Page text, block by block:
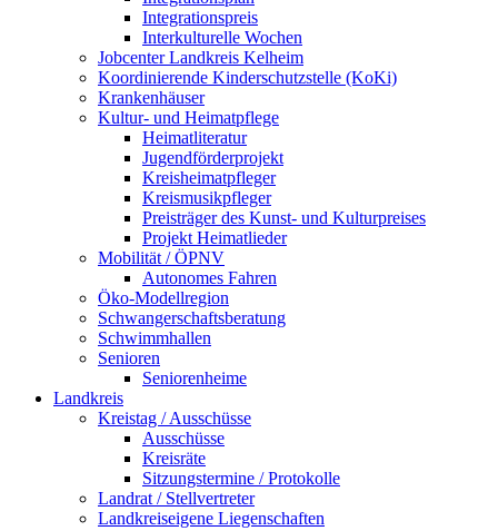
Integrationspreis
Interkulturelle Wochen
Jobcenter Landkreis Kelheim
Koordinierende Kinderschutzstelle (KoKi)
Krankenhäuser
Kultur- und Heimatpflege
Heimatliteratur
Jugendförderprojekt
Kreisheimatpfleger
Kreismusikpfleger
Preisträger des Kunst- und Kulturpreises
Projekt Heimatlieder
Mobilität / ÖPNV
Autonomes Fahren
Öko-Modellregion
Schwangerschaftsberatung
Schwimmhallen
Senioren
Seniorenheime
Landkreis
Kreistag / Ausschüsse
Ausschüsse
Kreisräte
Sitzungstermine / Protokolle
Landrat / Stellvertreter
Landkreiseigene Liegenschaften